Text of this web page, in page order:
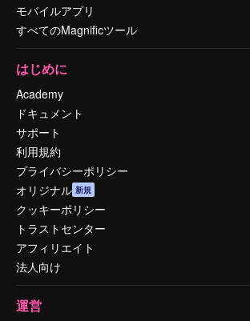
モバイルアプリ
すべてのMagnificツール
はじめに
Academy
ドキュメント
サポート
利用規約
プライバシーポリシー
オリジナル 新規
クッキーポリシー
トラストセンター
アフィリエイト
法人向け
運営